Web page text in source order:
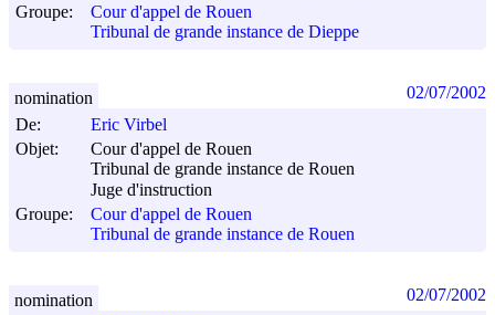
Groupe:
Cour d'appel de Rouen
Tribunal de grande instance de Dieppe
De:
Eric Virbel
Objet:
Cour d'appel de Rouen
Tribunal de grande instance de Rouen
Juge d'instruction
Groupe:
Cour d'appel de Rouen
Tribunal de grande instance de Rouen
nomination 02/07/2002
nomination 02/07/2002